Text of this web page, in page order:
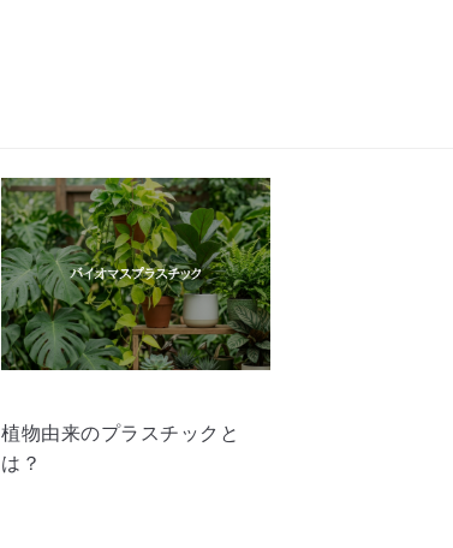
植物由来のプラスチックと
は？